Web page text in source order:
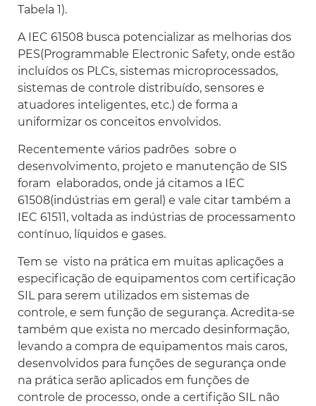
Tabela 1).
A IEC 61508 busca potencializar as melhorias dos
PES(Programmable Electronic Safety, onde estão
incluídos os PLCs, sistemas microprocessados,
sistemas de controle distribuído, sensores e
atuadores inteligentes, etc.) de forma a
uniformizar os conceitos envolvidos.
Recentemente vários padrões sobre o
desenvolvimento, projeto e manutenção de SIS
foram elaborados, onde já citamos a IEC
61508(indústrias em geral) e vale citar também a
IEC 61511, voltada as indústrias de processamento
contínuo, líquidos e gases.
Tem se visto na prática em muitas aplicações a
especificação de equipamentos com certificação
SIL para serem utilizados em sistemas de
controle, e sem função de segurança. Acredita-se
também que exista no mercado desinformação,
levando a compra de equipamentos mais caros,
desenvolvidos para funções de segurança onde
na prática serão aplicados em funções de
controle de processo, onde a certifição SIL não